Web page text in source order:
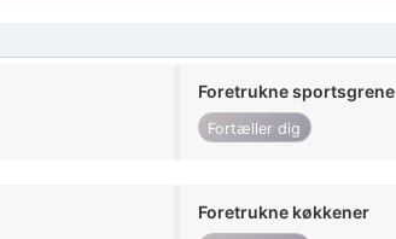
Foretrukne sportsgrene
Fortæller dig
Foretrukne køkkener